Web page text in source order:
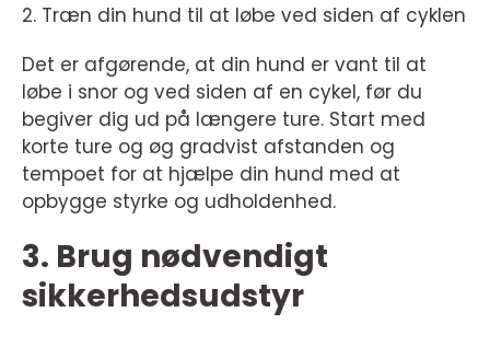
2. Træn din hund til at løbe ved siden af cyklen
Det er afgørende, at din hund er vant til at
løbe i snor og ved siden af en cykel, før du
begiver dig ud på længere ture. Start med
korte ture og øg gradvist afstanden og
tempoet for at hjælpe din hund med at
opbygge styrke og udholdenhed.
3. Brug nødvendigt
sikkerhedsudstyr